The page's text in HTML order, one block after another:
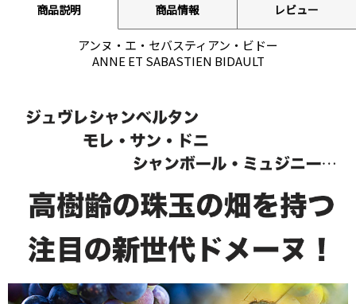
商品説明 商品情報 レビュー
アンヌ・エ・セバスティアン・ビドー
ANNE ET SABASTIEN BIDAULT